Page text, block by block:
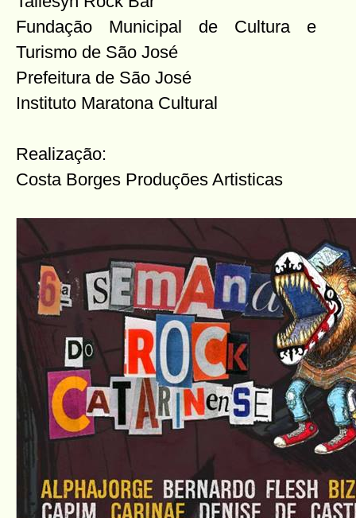
Fundação Municipal de Cultura e
Turismo de São José
Prefeitura de São José
Instituto Maratona Cultural
Realização:
Costa Borges Produções Artisticas